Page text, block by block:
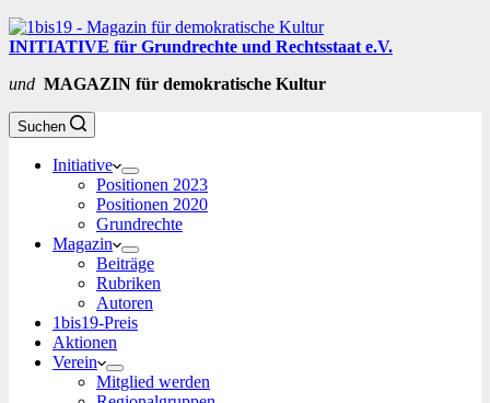
INITIATIVE für Grundrechte und Rechtsstaat e.V.
und MAGAZIN für demokratische Kultur
Suchen
Initiative
Positionen 2023
Positionen 2020
Grundrechte
Magazin
Beiträge
Rubriken
Autoren
1bis19-Preis
Aktionen
Verein
Mitglied werden